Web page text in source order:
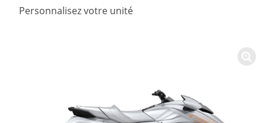
Personnalisez votre unité